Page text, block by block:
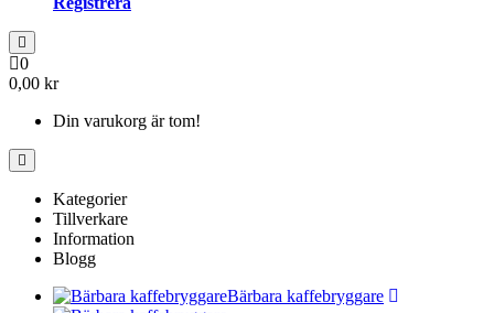
0
0,00 kr
Din varukorg är tom!
Kategorier
Tillverkare
Information
Blogg
Bärbara kaffebryggare